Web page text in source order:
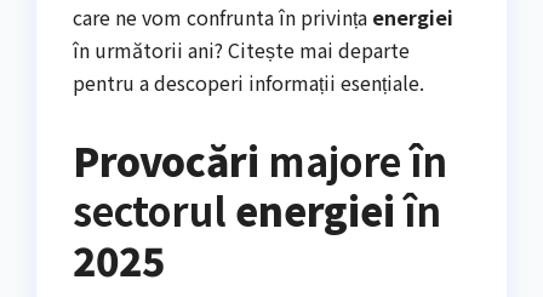
care ne vom confrunta în privința energiei
în următorii ani? Citește mai departe
pentru a descoperi informații esențiale.
Provocări majore în
sectorulenergieiîn
2025